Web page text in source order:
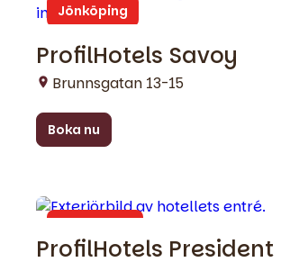
Jönköping
ProfilHotels Savoy
Brunnsgatan 13-15
Boka nu
ProfilHotels President